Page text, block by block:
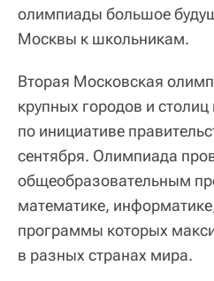
олимпиады большое
Москвы к школьникам.
Вторая Московская
крупных городов и
по инициативе
сентября. Олимпиада
общеобразовательным
математике,
программы которых
в разных странах мира.